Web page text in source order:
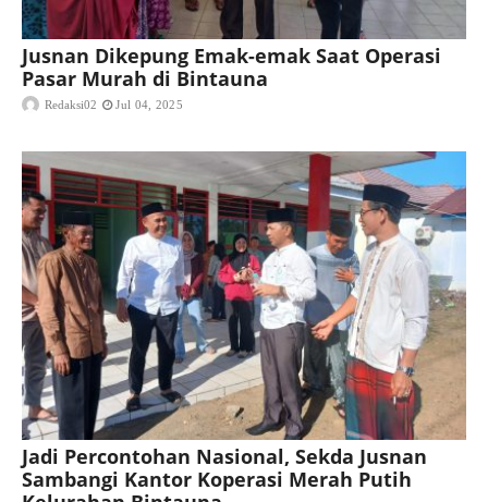
Jusnan Dikepung Emak-emak Saat Operasi
Pasar Murah di Bintauna
Redaksi02 Jul 04, 2025
Jadi Percontohan Nasional, Sekda Jusnan
Sambangi Kantor Koperasi Merah Putih